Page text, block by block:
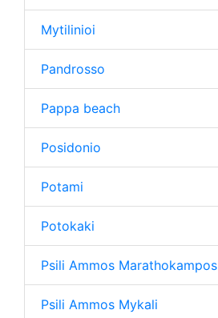
Mytilinioi
Pandrosso
Pappa beach
Posidonio
Potami
Potokaki
Psili Ammos Marathokampos
Psili Ammos Mykali